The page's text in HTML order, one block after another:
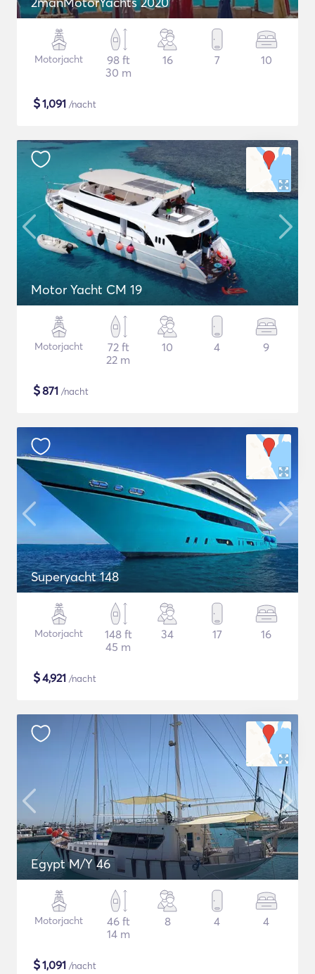
Motorjacht
98 ft
30 m
16 7 10
$1,091 /nacht
Motor Yacht CM 19
Motorjacht
72 ft
22 m
10 4 9
$871 /nacht
Superyacht 148
Motorjacht
148 ft
45 m
34 17 16
$4,921 /nacht
Egypt M/Y 46
Motorjacht
46 ft
14 m
8 4 4
$1,091 /nacht